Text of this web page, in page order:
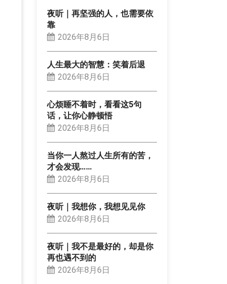
夜听｜再坚强的人，也需要依
靠
2026年8月6日
人生最大的智慧：笑着后退
2026年8月6日
心烦睡不着时，看看这5句
话，让你心静顿悟
2026年8月6日
当你一人熬过人生所有的苦，
才会发现……
2026年8月6日
夜听｜我想你，我想见见你
2026年8月6日
夜听｜我不是最好的，却是你
再也遇不到的
2026年8月6日